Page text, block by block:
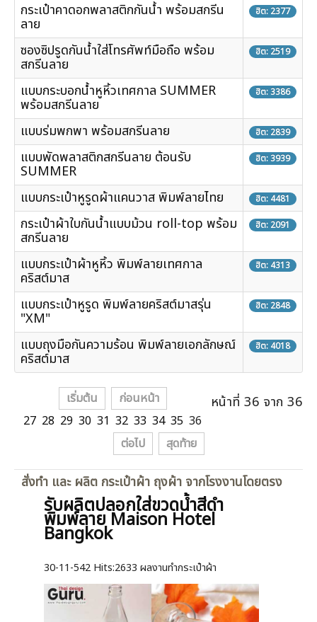
กระเป๋าคาดอกพลาสติกกันน้ำ พร้อมสกรีน
ลาย
ฮิต: 2377
ซองซิปรูดกันน้ำใส่โทรศัพท์มือถือ พร้อม
สกรีนลาย
ฮิต: 2519
แบบกระบอกน้ำหูหิ้วเทศกาล SUMMER
พร้อมสกรีนลาย
ฮิต: 3386
แบบร่มพกพา พร้อมสกรีนลาย ฮิต: 2839
แบบพัดพลาสติกสกรีนลาย ต้อนรับ
SUMMER
ฮิต: 3939
แบบกระเป๋าหูรูดผ้าแคนวาส พิมพ์ลายไทย ฮิต: 4481
กระเป๋าผ้าใบกันน้ำแบบม้วน roll-top พร้อม
สกรีนลาย
ฮิต: 2091
แบบกระเป๋าผ้าหูหิ้ว พิมพ์ลายเทศกาล
คริสต์มาส
ฮิต: 4313
แบบกระเป๋าหูรูด พิมพ์ลายคริสต์มาสรุ่น
"XM"
ฮิต: 2848
แบบถุงมือกันความร้อน พิมพ์ลายเอกลักษณ์
คริสต์มาส
ฮิต: 4018
หน้าที่ 36 จาก 36
เริ่มต้น
ก่อนหน้า
27 28 29 30 31 32 33 34 35 36
ต่อไป
สุดท้าย
สั่งทำ และ ผลิต กระเป๋าผ้า ถุงผ้า จากโรงงานโดยตรง
รับผลิตปลอกใส่ขวดน้ำสีดำ
พิมพ์ลาย Maison Hotel
Bangkok
30-11-542 Hits:2633 ผลงานทำกระเป๋าผ้า